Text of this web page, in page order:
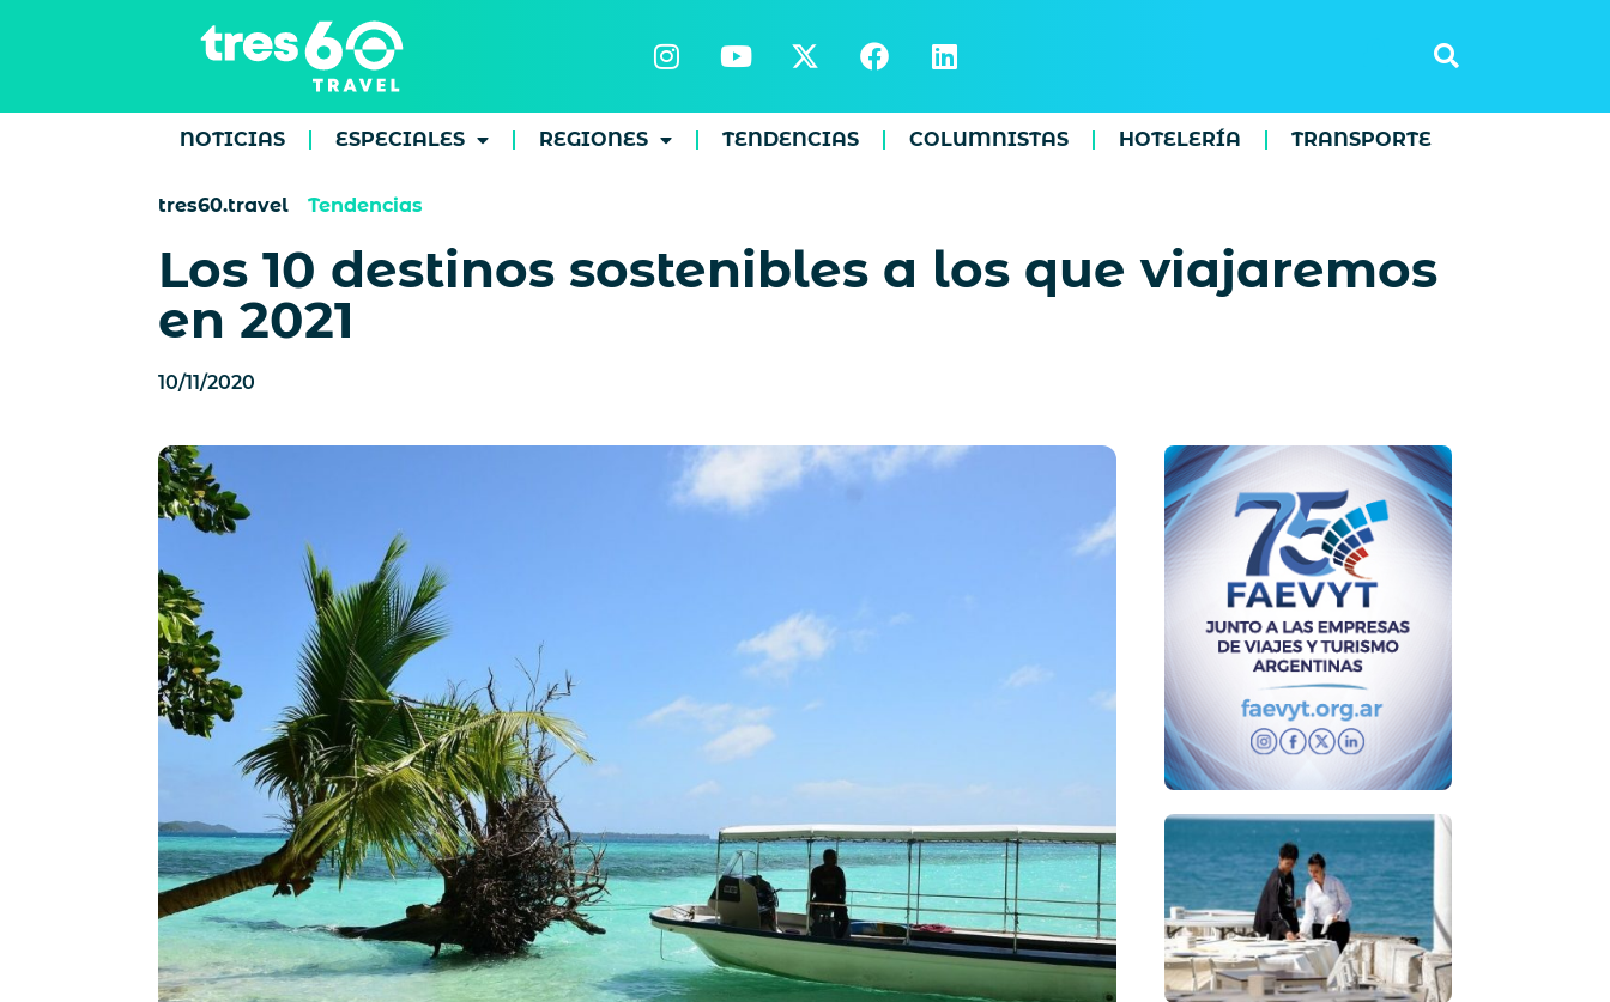
NOTICIAS ESPECIALES REGIONES TENDENCIAS COLUMNISTAS HOTELERÍA TRANSPORTE
tres60.travel Tendencias
Los 10 destinos sostenibles a los que viajaremos
en 2021
10/11/2020